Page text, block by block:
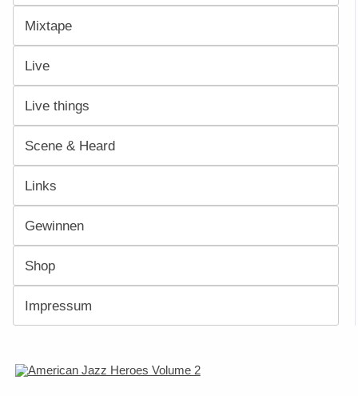
Mixtape
Live
Live things
Scene & Heard
Links
Gewinnen
Shop
Impressum